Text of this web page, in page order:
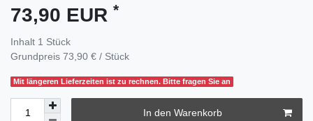
73,90 EUR *
Inhalt 1 Stück
Grundpreis 73,90 € / Stück
Mit längeren Lieferzeiten ist zu rechnen. Bitte fragen Sie an
In den Warenkorb